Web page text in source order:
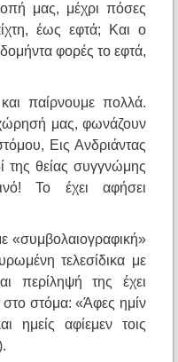
μας, μέχρι πόσες
έως εφτά; Και ο
φορές το εφτά,
παίρνουμε πολλά.
μας, φωνάζουν
Εις Ανδριάντας
της θείας συγγνώμης
Το έχει αφήσει
«συμβολαιογραφική»
τελεσίδικα με
περίληψή της έχει
στόμα: «Άφες ημίν
ημείς αφίεμεν τοις